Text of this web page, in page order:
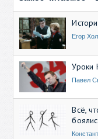
Егор
Уроки
Павел
Всё,